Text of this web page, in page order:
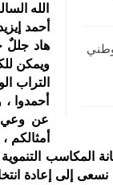
الله
أحمد
هاد جللٌ
ويمكن
التراب
أحمدوا
عن وعي
أمثالكم
المكاسب
إلى إعادة